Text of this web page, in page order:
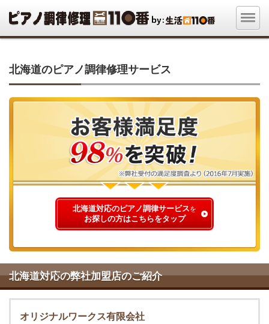
北海道のピアノ調律修理サービス
北海道対応のピアノ調律サービスを
お探しの方はこちらをタップ
北海道対応の弊社加盟店のご紹介
オリジナルワークス有限会社